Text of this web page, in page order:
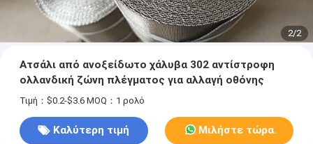
2/2
Ατσάλι από ανοξείδωτο χάλυβα 302 αντίστροφη
ολλανδική ζώνη πλέγματος για αλλαγή οθόνης
Τιμή：$0.2-$3.6 MOQ：1 ρολό
Καλύτερη τιμή Μιλήστε τώρα.